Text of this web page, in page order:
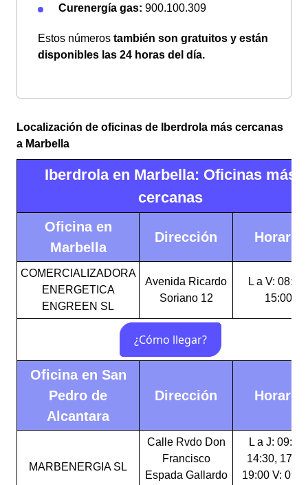
Curenergía gas: 900.100.309
Estos números también son gratuitos y están
disponibles las 24 horas del día.
Localización de oficinas de Iberdrola más cercanas
a Marbella
Iberdrola en Marbella: Oficinas más
cercanas
Oficina en
Marbella
Dirección Horario
COMERCIALIZADORA
ENERGETICA
ENGREEN SL
Avenida Ricardo
Soriano 12
L a V: 08:00-
15:00
Oficina en San
Pedro de
Alcantara
Dirección Horario
MARBENERGIA SL
Calle Rvdo Don
Francisco
Espada Gallardo
L a J: 09:00-
14:30,
19:00 V: